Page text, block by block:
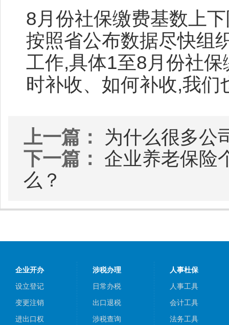
8月份社保缴费基数上
按照省公布数据尽快组
工作,具体1至8月份社
时补收、如何补收,我们
上一篇：
为什么很多公
下一篇：
企业养老保险
么？
企业开办
设立登记
变更注销
进出口权
涉税办理
日常办税
出口退税
涉税查询
人事杜保
人事工具
会计工具
法务工具